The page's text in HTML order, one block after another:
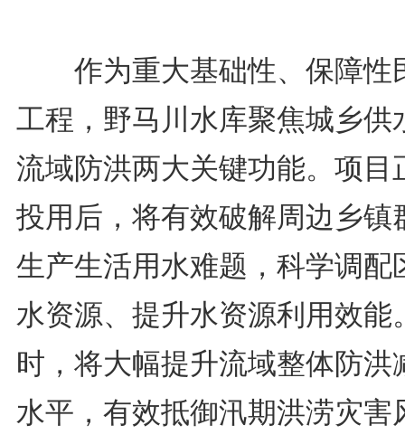
作为重大基础性、保障性
工程，野马川水库聚焦城乡供
流域防洪两大关键功能。项目
投用后，将有效破解周边乡镇
生产生活用水难题，科学调配
水资源、提升水资源利用效能
时，将大幅提升流域整体防洪
水平，有效抵御汛期洪涝灾害